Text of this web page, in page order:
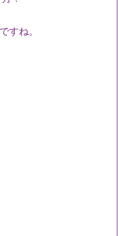
すね。